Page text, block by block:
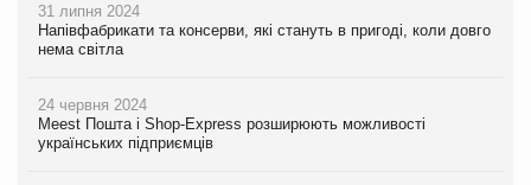
31 липня 2024
Напівфабрикати та консерви, які стануть в пригоді, коли довго
нема світла
24 червня 2024
Meest Пошта і Shop-Express розширюють можливості
українських підприємців